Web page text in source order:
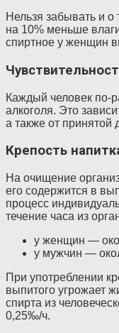
Нельзя забывать и о
на 10% меньше
спиртное у женщин
Каждый человек по-
алкоголя. Это
а также от принятой
Крепость
На очищение
его содержится в
процесс
течение часа из
у женщин —
у мужчин —
При употреблении
выпитого угрожает
спирта из
0,25‰/ч.